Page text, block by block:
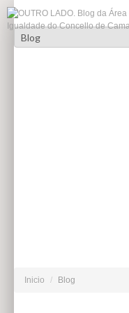
Inicio / Blog